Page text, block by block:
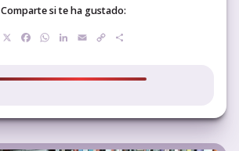
Comparte si te ha gustado:
Facebook
WhatsApp
LinkedIn
EmailCopy